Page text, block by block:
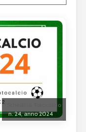
Schedina Totocalcio
n. 24, anno 2024